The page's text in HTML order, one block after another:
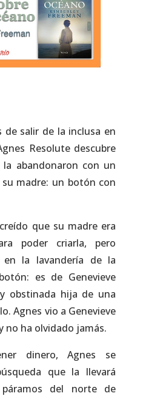
de salir de la inclusa en
Resolute descubre
abandonaron con un
madre: un botón con
que su madre era
poder criarla, pero
en la lavandería de la
es de Genevieve
obstinada hija de una
Agnes vio a Genevieve
no ha olvidado jamás.
dinero, Agnes se
que la llevará
del norte de